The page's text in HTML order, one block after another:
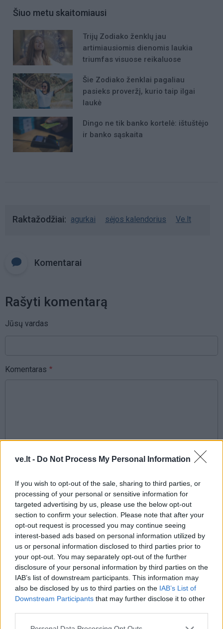
ve.lt - Do Not Process My Personal Information
If you wish to opt-out of the sale, sharing to third parties, or
processing of your personal or sensitive information for
targeted advertising by us, please use the below opt-out
section to confirm your selection. Please note that after your
opt-out request is processed you may continue seeing
interest-based ads based on personal information utilized by
us or personal information disclosed to third parties prior to
your opt-out. You may separately opt-out of the further
disclosure of your personal information by third parties on the
IAB’s list of downstream participants. This information may
also be disclosed by us to third parties on the IAB’s List of
Downstream Participants that may further disclose it to other
Šiuo metu skaitomiausi
Trijų Zodiako ženklų jau
artimiausiomis dienomis laukia
triumfas visuose reikaluose
Šie Zodiako ženklai pagaliau
pasieks proveržį, kurio taip ilgai
laukė
Dingo ne tik banko kortelė: ištuštėjo
ir banko sąskaita
Raktažodžiai agurkai sėjos kalendorius Ve.lt
Komentarai
Rašyti komentarą
Jūsų vardas
Komentaras
Sutinku sutaisyklėmis
reCAPTCHA and the Google
Privacy PolicyandTerms of
Serviceapply.